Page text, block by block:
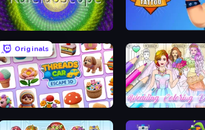
Kaleidoscope
Originals
Threads Car Escape 3D